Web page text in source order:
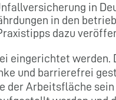
in
in den
dazu
eingerichtet werden.
und barrierefrei
der Arbeitsfläche sein